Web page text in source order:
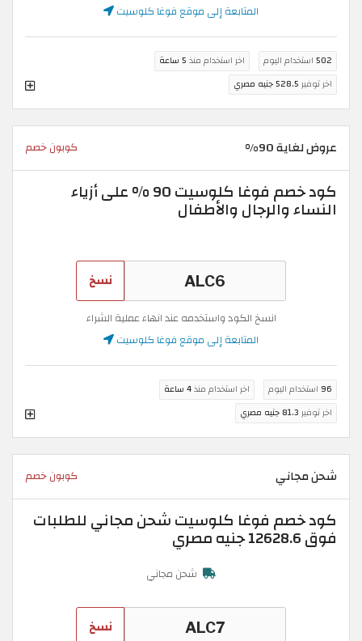
المتابعة إلى موقع فوغا كلوسيت
502 استخدام اليوم اخر استخدام منذ 5 ساعة
اخر توفير 528.5 جنيه مصري
عروض لغاية 90% كوبون خصم
كود خصم فوغا كلوسيت 90 % على أزياء
النساء والرجال والأطفال
نسخ
انسخ الكود واستخدمه عند انهاء عملية الشراء
المتابعة إلى موقع فوغا كلوسيت
96 استخدام اليوم اخر استخدام منذ4 ساعة
اخر توفير 81.3 جنيه مصري
شحن مجاني كوبون خصم
كود خصم فوغا كلوسيت شحن مجاني للطلبات
فوق 12628.6 جنيه مصري
شحن مجاني
نسخ